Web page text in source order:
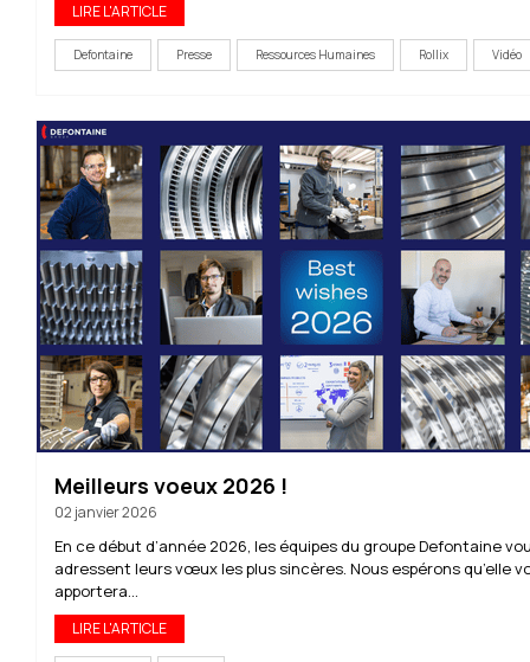
LIRE L'ARTICLE
Defontaine Presse Ressources Humaines Rollix Vidéo
Meilleurs voeux 2026 !
02 janvier 2026
En ce début d’année 2026, les équipes du groupe Defontaine
adressent leurs vœux les plus sincères. Nous espérons qu’elle
apportera...
LIRE L'ARTICLE